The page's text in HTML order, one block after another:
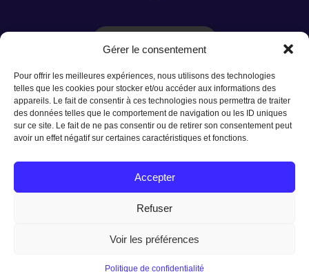
Gérer le consentement
Pour offrir les meilleures expériences, nous utilisons des technologies
telles que les cookies pour stocker et/ou accéder aux informations des
appareils. Le fait de consentir à ces technologies nous permettra de traiter
des données telles que le comportement de navigation ou les ID uniques
sur ce site. Le fait de ne pas consentir ou de retirer son consentement peut
avoir un effet négatif sur certaines caractéristiques et fonctions.
Accepter
Refuser
Voir les préférences
Politique de confidentialité
Ressources
👉 Prendre rendez-vous
©2026 Kathleen Tremblay | Naturopathe. Tous droits réservés.
Politique de confidentialité •Termes et conditions d’utlisation